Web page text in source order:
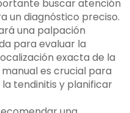
buscar atención
un diagnóstico preciso.
una palpación
para evaluar la
exacta de la
es crucial para
tendinitis y planificar